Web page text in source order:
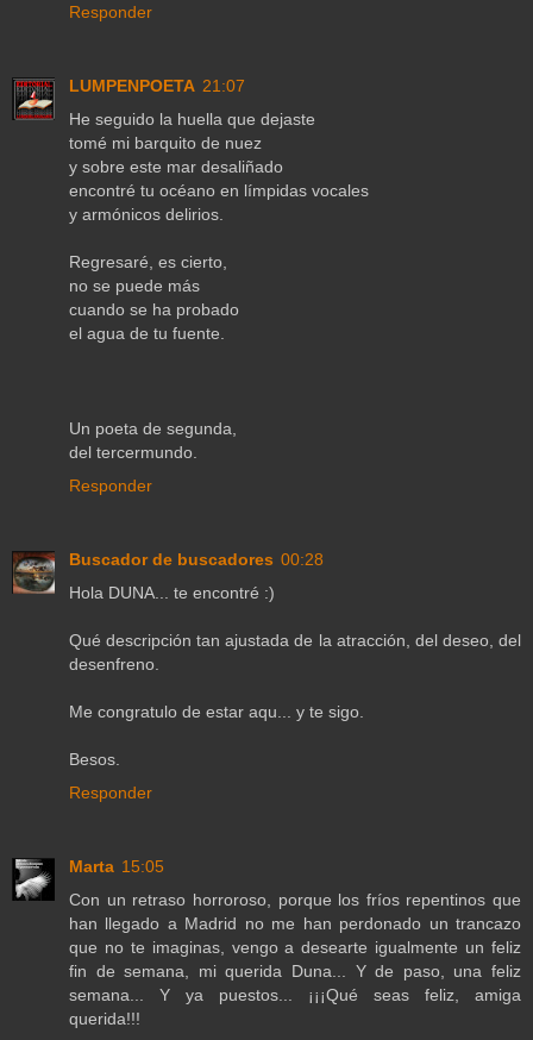
Responder
LUMPENPOETA 21:07
He seguido la huella que dejaste
tomé mi barquito de nuez
y sobre este mar desaliñado
encontré tu océano en límpidas vocales
y armónicos delirios.
Regresaré, es cierto,
no se puede más
cuando se ha probado
el agua de tu fuente.
Un poeta de segunda,
del tercermundo.
Responder
Buscador de buscadores 00:28
Hola DUNA... te encontré :)
Qué descripción tan ajustada de la atracción, del deseo, del
desenfreno.
Me congratulo de estar aqu... y te sigo.
Besos.
Responder
Marta 15:05
Con un retraso horroroso, porque los fríos repentinos que
han llegado a Madrid no me han perdonado un trancazo
que no te imaginas, vengo a desearte igualmente un feliz
fin de semana, mi querida Duna... Y de paso, una feliz
semana... Y ya puestos... ¡¡¡Qué seas feliz, amiga
querida!!!